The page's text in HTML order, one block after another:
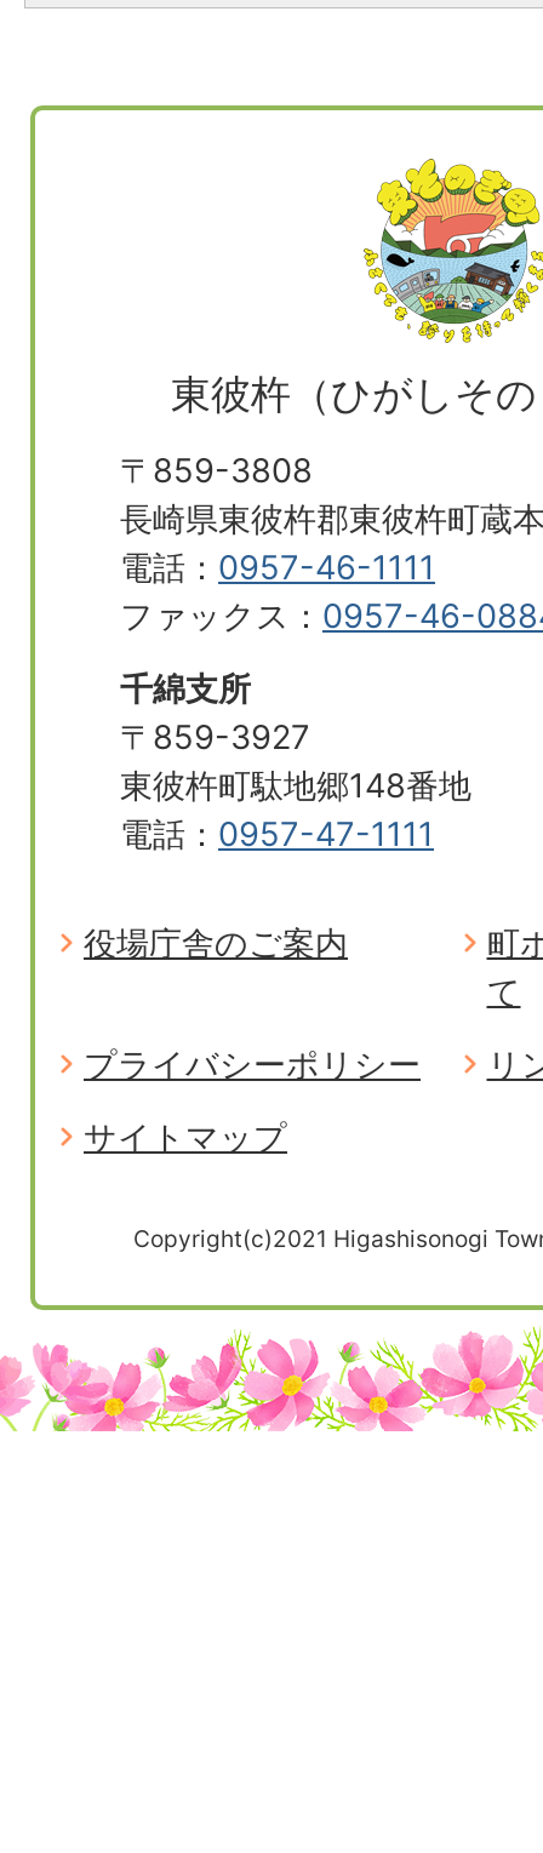
東彼杵（ひがしそ
〒859-3808
長崎県東彼杵郡東彼杵町蔵
電話： 0957-46-1111
ファックス： 0957-46-
千綿支所
〒859-3927
東彼杵町駄地郷148番地
電話： 0957-47-1111
役場庁舎のご案内
町
て
プライバシーポリシー
リ
サイトマップ
Copyright(c)2021 Higashisonogi